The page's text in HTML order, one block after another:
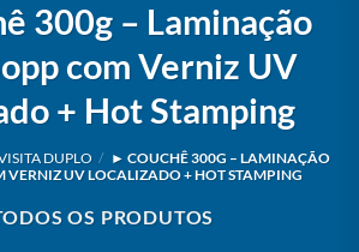
300g – Laminação
com Verniz UV
+ Hot Stamping
DUPLO / ► COUCHÊ 300G – LAMINAÇÃO
VERNIZ UV LOCALIZADO + HOT STAMPING
OS PRODUTOS